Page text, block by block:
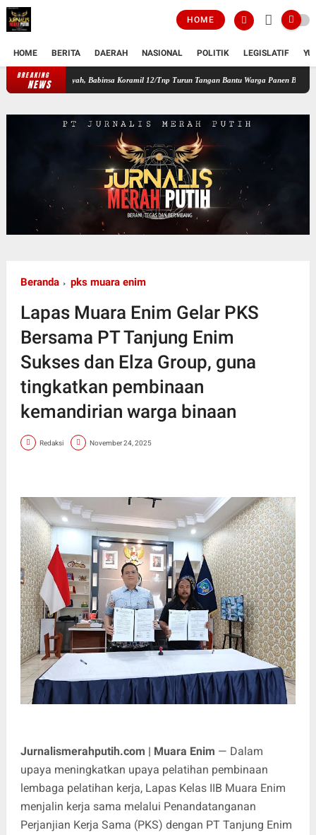
HOME
HOME BERITA DAERAH NASIONAL POLITIK LEGISLATIF
BREAKING
NEWS
Wilayah, Babinsa Koramil 12/Tnp Turun Tangan Bantu Warga Panen Bayam Perkuat
Beranda pks muara enim
Lapas Muara Enim Gelar PKS
Bersama PT Tanjung Enim
Sukses dan Elza Group, guna
tingkatkan pembinaan
kemandirian warga binaan
Redaksi November 24, 2025
Jurnalismerahputih.com | Muara Enim — Dalam
upaya meningkatkan upaya pelatihan pembinaan
lembaga pelatihan kerja, Lapas Kelas IIB Muara Enim
menjalin kerja sama melalui Penandatanganan
Perjanjian Kerja Sama (PKS) dengan PT Tanjung Enim